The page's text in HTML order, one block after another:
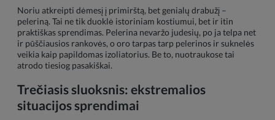
Noriu atkreipti dėmesį į primirštą, bet genialų drabužį –
peleriną. Tai ne tik duoklė istoriniam kostiumui, bet ir itin
praktiškas sprendimas. Pelerina nevaržo judesių, po ja telpa net
ir pūščiausios rankovės, o oro tarpas tarp pelerinos ir suknelės
veikia kaip papildomas izoliatorius. Be to, nuotraukose tai
atrodo tiesiog pasakiškai.
Trečiasis sluoksnis: ekstremalios
situacijos sprendimai